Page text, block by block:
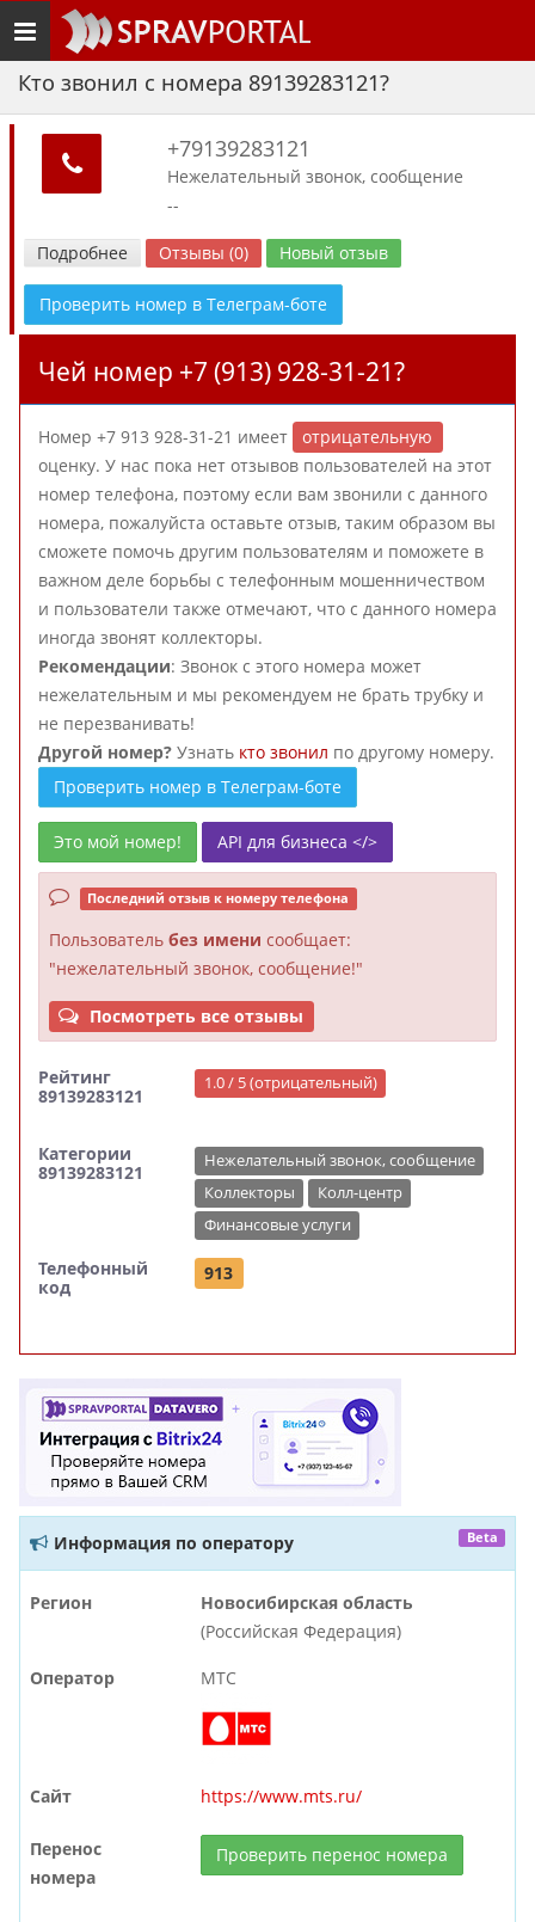
Toggle
navigation
Кто звонил с номера 89139283121?
+79139283121
Нежелательный звонок, сообщение
--
Подробнее Отзывы (0) Новый отзыв
Проверить номер в Телеграм-боте
Чей номер +7 (913) 928-31-21?
Номер +7 913 928-31-21 имеет
отрицательную
оценку. У нас пока нет отзывов пользователей на этот
номер телефона, поэтому если вам звонили с данного
номера, пожалуйста оставьте отзыв, таким образом вы
сможете помочь другим пользователям и поможете в
важном деле борьбы с телефонным мошенничеством
и пользователи также отмечают, что с данного номера
иногда звонят коллекторы.
Рекомендации: Звонок с этого номера может
нежелательным и мы рекомендуем не брать трубку и
не перезванивать!
Другой номер? Узнать кто звонил по другому номеру.
Проверить номер в Телеграм-боте
Это мой номер! API для бизнеса </>
Последний отзыв к номеру телефона
Пользователь без имени сообщает:
"нежелательный звонок, сообщение!"
Посмотреть все отзывы
Рейтинг
89139283121
1.0 / 5 (отрицательный)
Категории
89139283121
Нежелательный звонок, сообщение
Коллекторы
Колл-центр
Финансовые услуги
Телефонный
код
913
Информация по оператору Beta
Регион
Новосибирская область
(Российская Федерация)
Оператор МТС
Сайт https://www.mts.ru/
Перенос
номера
Проверить перенос номера